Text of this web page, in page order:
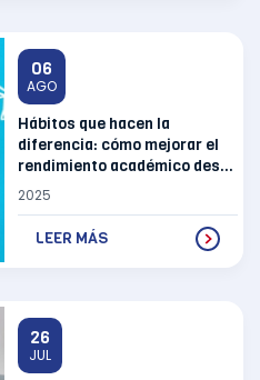
06
AGO
Hábitos que hacen la
diferencia: cómo mejorar el
rendimiento académico desde
casa
2025
LEER MÁS
26
JUL